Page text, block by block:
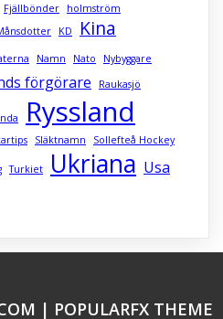
Fjällbönder holmström
KD Kina
Namn Nato Nybyggare
förgörare Raukasjö
Ryssland
Släktnamn Sollefteå Hockey
Turkiet Ukriana Usa
| POPULARFX THEME